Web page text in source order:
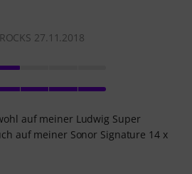
27.11.2018
auf meiner Ludwig Super
auf meiner Sonor Signature 14 x